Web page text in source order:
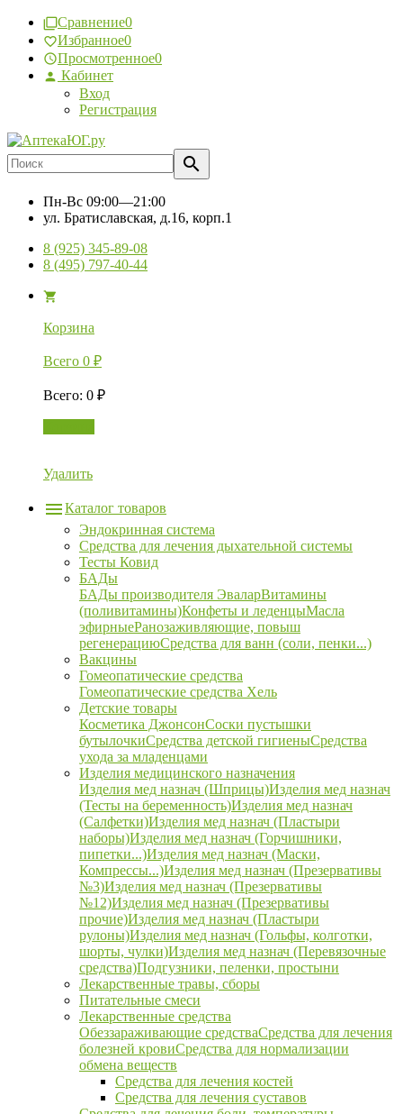
Сравнение0
Избранное0
Просмотренное0
Кабинет
Вход
Регистрация
Пн-Вс 09:00—21:00
ул. Братиславская, д.16, корп.1
8 (925) 345-89-08
8 (495) 797-40-44
Корзина
Всего 0 ₽
Всего: 0 ₽
Удалить
Каталог товаров
Эндокринная система
Средства для лечения дыхательной системы
Тесты Ковид
БАДы
БАДы производителя ЭваларВитамины
(поливитамины)Конфеты и леденцыМасла
эфирныеРанозаживляющие, повыш
регенерациюСредства для ванн (соли, пенки...)
Вакцины
Гомеопатические средства
Гомеопатические средства Хель
Детские товары
Косметика ДжонсонСоски пустышки
бутылочкиСредства детской гигиеныСредства
ухода за младенцами
Изделия медицинского назначения
Изделия мед назнач (Шприцы)Изделия мед назнач
(Тесты на беременность)Изделия мед назнач
(Салфетки)Изделия мед назнач (Пластыри
наборы)Изделия мед назнач (Горчишники,
пипетки...)Изделия мед назнач (Маски,
Компрессы...)Изделия мед назнач (Презервативы
№3)Изделия мед назнач (Презервативы
№12)Изделия мед назнач (Презервативы
прочие)Изделия мед назнач (Пластыри
рулоны)Изделия мед назнач (Гольфы, колготки,
шорты, чулки)Изделия мед назнач (Перевязочные
средства)Подгузники, пеленки, простыни
Лекарственные травы, сборы
Питательные смеси
Лекарственные средства
Обеззараживающие средстваСредства для лечения
болезней кровиСредства для нормализации
обмена веществ
Средства для лечения костей
Средства для лечения суставов